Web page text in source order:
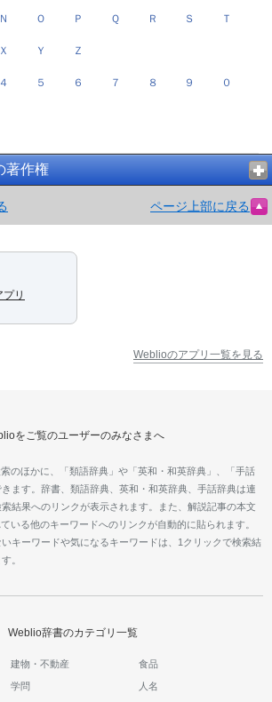
Ｎ Ｏ Ｐ Ｑ Ｒ Ｓ Ｔ
Ｘ Ｙ Ｚ
４ ５ ６ ７ ８ ９ ０
著作権
ページ上部に戻る
プリ
Weblioのアプリ一覧を見る
をご覧のユーザーのみなさまへ
のほかに、「類語辞典」や「英和・和英辞典」、「手話
ます。辞書、類語辞典、英和・和英辞典、手話辞典は連
結果へのリンクが表示されます。また、解説記事の本文
いる他のキーワードへのリンクが自動的に貼られます。
キーワードや気になるキーワードは、1クリックで検索結
。
Weblio辞書のカテゴリ一覧
建物・不動産 食品
学問 人名